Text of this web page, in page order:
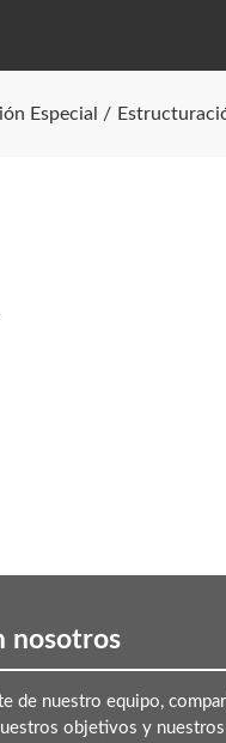
Especial
nosotros
de nuestro equipo,
objetivos y nuestros